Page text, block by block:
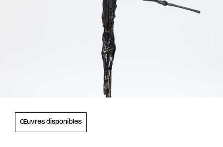
Œuvres disponibles